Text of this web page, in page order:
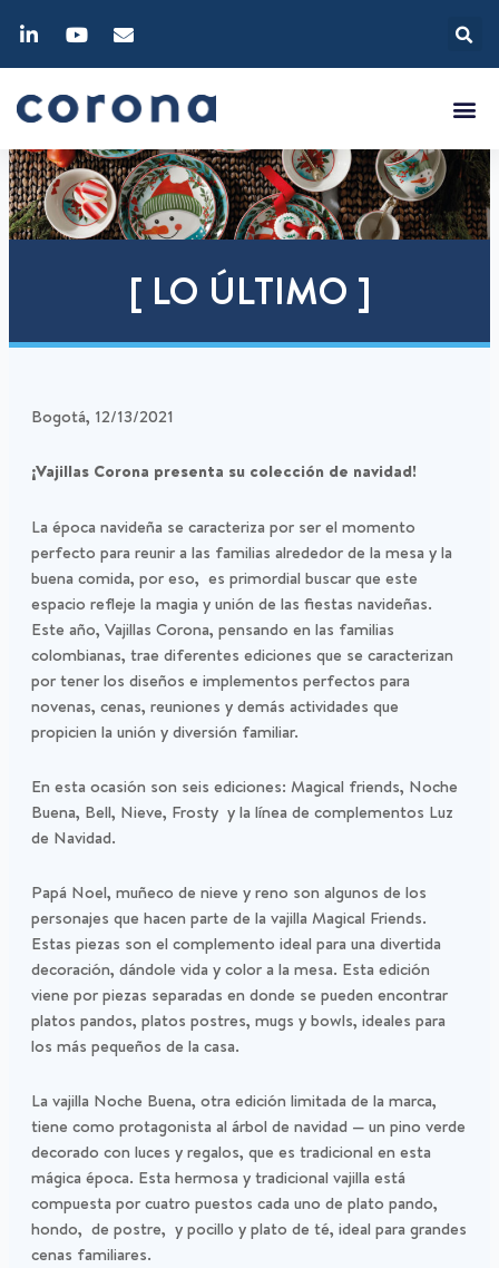
[ LO ÚLTIMO ]
Bogotá, 12/13/2021
¡Vajillas Corona presenta su colección de navidad!
La época navideña se caracteriza por ser el momento
perfecto para reunir a las familias alrededor de la mesa y la
buena comida, por eso, es primordial buscar que este
espacio refleje la magia y unión de las fiestas navideñas.
Este año, Vajillas Corona, pensando en las familias
colombianas, trae diferentes ediciones que se caracterizan
por tener los diseños e implementos perfectos para
novenas, cenas, reuniones y demás actividades que
propicien la unión y diversión familiar.
En esta ocasión son seis ediciones: Magical friends, Noche
Buena, Bell, Nieve, Frosty y la línea de complementos Luz
de Navidad.
Papá Noel, muñeco de nieve y reno son algunos de los
personajes que hacen parte de la vajilla Magical Friends.
Estas piezas son el complemento ideal para una divertida
decoración, dándole vida y color a la mesa. Esta edición
viene por piezas separadas en donde se pueden encontrar
platos pandos, platos postres, mugs y bowls, ideales para
los más pequeños de la casa.
La vajilla Noche Buena, otra edición limitada de la marca,
tiene como protagonista al árbol de navidad — un pino verde
decorado con luces y regalos, que es tradicional en esta
mágica época. Esta hermosa y tradicional vajilla está
compuesta por cuatro puestos cada uno de plato pando,
hondo, de postre, y pocillo y plato de té, ideal para grandes
cenas familiares.